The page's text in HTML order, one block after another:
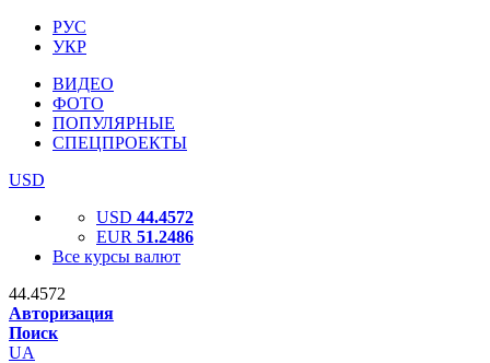
РУС
УКР
ВИДЕО
ФОТО
ПОПУЛЯРНЫЕ
СПЕЦПРОЕКТЫ
USD
USD 44.4572
EUR 51.2486
Все курсы валют
44.4572
Авторизация
Поиск
UA